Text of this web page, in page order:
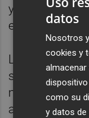
y 213
en día son
Las
sido de dos
maquinaria
a la
datos
Nosotros
cookies y
como su
y datos